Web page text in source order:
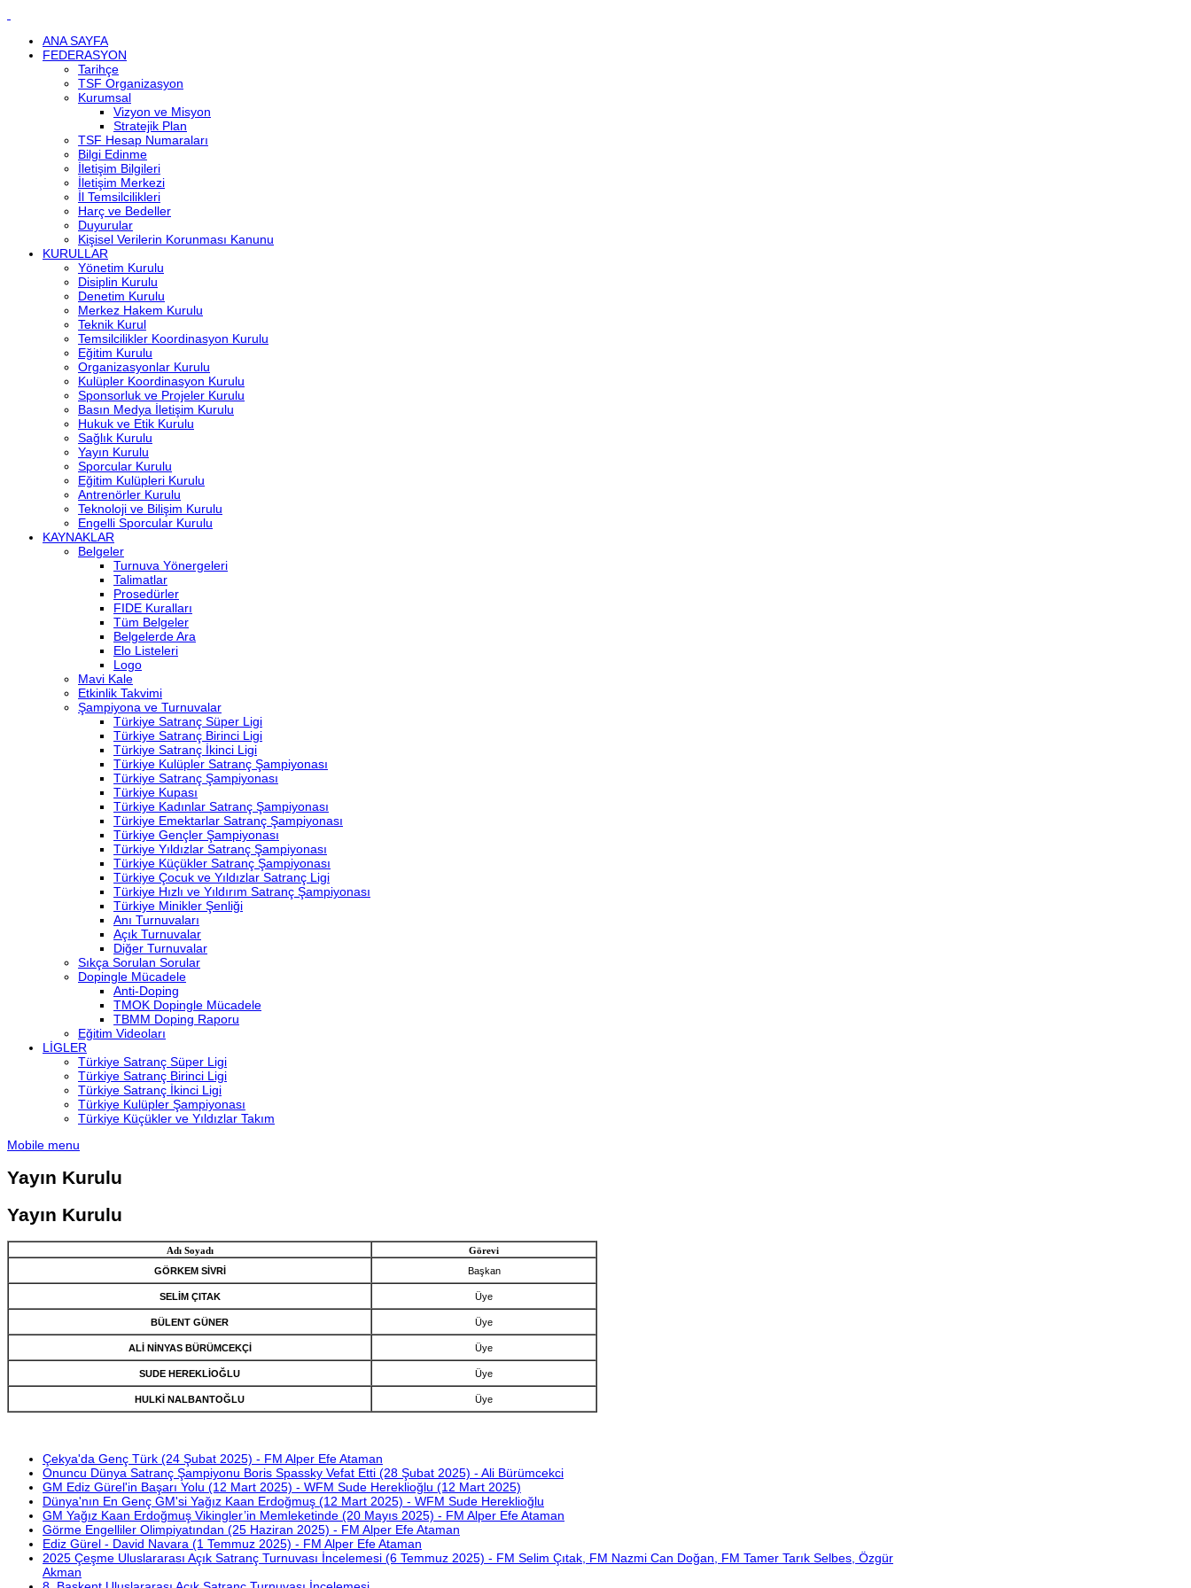
ANA SAYFA
FEDERASYON
Tarihçe
TSF Organizasyon
Kurumsal
Vizyon ve Misyon
Stratejik Plan
TSF Hesap Numaraları
Bilgi Edinme
İletişim Bilgileri
İletişim Merkezi
İl Temsilcilikleri
Harç ve Bedeller
Duyurular
Kişisel Verilerin Korunması Kanunu
KURULLAR
Yönetim Kurulu
Disiplin Kurulu
Denetim Kurulu
Merkez Hakem Kurulu
Teknik Kurul
Temsilcilikler Koordinasyon Kurulu
Eğitim Kurulu
Organizasyonlar Kurulu
Kulüpler Koordinasyon Kurulu
Sponsorluk ve Projeler Kurulu
Basın Medya İletişim Kurulu
Hukuk ve Etik Kurulu
Sağlık Kurulu
Yayın Kurulu
Sporcular Kurulu
Eğitim Kulüpleri Kurulu
Antrenörler Kurulu
Teknoloji ve Bilişim Kurulu
Engelli Sporcular Kurulu
KAYNAKLAR
Belgeler
Turnuva Yönergeleri
Talimatlar
Prosedürler
FIDE Kuralları
Tüm Belgeler
Belgelerde Ara
Elo Listeleri
Logo
Mavi Kale
Etkinlik Takvimi
Şampiyona ve Turnuvalar
Türkiye Satranç Süper Ligi
Türkiye Satranç Birinci Ligi
Türkiye Satranç İkinci Ligi
Türkiye Kulüpler Satranç Şampiyonası
Türkiye Satranç Şampiyonası
Türkiye Kupası
Türkiye Kadınlar Satranç Şampiyonası
Türkiye Emektarlar Satranç Şampiyonası
Türkiye Gençler Şampiyonası
Türkiye Yıldızlar Satranç Şampiyonası
Türkiye Küçükler Satranç Şampiyonası
Türkiye Çocuk ve Yıldızlar Satranç Ligi
Türkiye Hızlı ve Yıldırım Satranç Şampiyonası
Türkiye Minikler Şenliği
Anı Turnuvaları
Açık Turnuvalar
Diğer Turnuvalar
Sıkça Sorulan Sorular
Dopingle Mücadele
Anti-Doping
TMOK Dopingle Mücadele
TBMM Doping Raporu
Eğitim Videoları
LİGLER
Türkiye Satranç Süper Ligi
Türkiye Satranç Birinci Ligi
Türkiye Satranç İkinci Ligi
Türkiye Kulüpler Şampiyonası
Türkiye Küçükler ve Yıldızlar Takım
Mobile menu
Yayın Kurulu
Yayın Kurulu
Adı Soyadı
Görevi
GÖRKEM SİVRİ
Başkan
SELİM ÇITAK Üye
BÜLENT GÜNER Üye
ALİ NİNYAS BÜRÜMCEKÇİ Üye
SUDE HEREKLİOĞLU Üye
HULKİ NALBANTOĞLU Üye
Çekya'da Genç Türk (24 Şubat 2025) - FM Alper Efe Ataman
Onuncu Dünya Satranç Şampiyonu Boris Spassky Vefat Etti (28 Şubat 2025) - Ali Bürümcekci
GM Ediz Gürel'in Başarı Yolu (12 Mart 2025) - WFM Sude Hereklioğlu (12 Mart 2025)
Dünya'nın En Genç GM'si Yağız Kaan Erdoğmuş (12 Mart 2025) - WFM Sude Hereklioğlu
GM Yağız Kaan Erdoğmuş Vikingler’in Memleketinde (20 Mayıs 2025) - FM Alper Efe Ataman
Görme Engelliler Olimpiyatından (25 Haziran 2025) - FM Alper Efe Ataman
Ediz Gürel - David Navara (1 Temmuz 2025) - FM Alper Efe Ataman
2025 Çeşme Uluslararası Açık Satranç Turnuvası İncelemesi (6 Temmuz 2025) - FM Selim Çıtak, FM Nazmi Can Doğan, FM Tamer Tarık Selbes, Özgür
Akman